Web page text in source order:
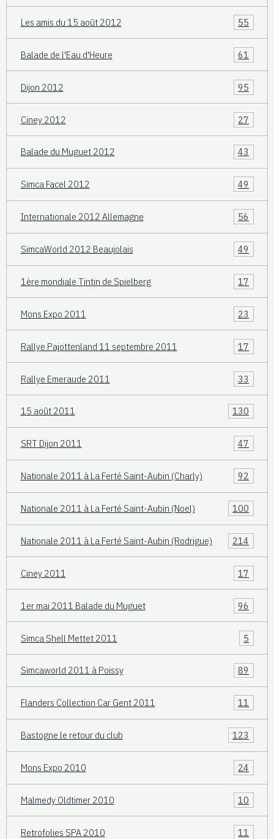
Les amis du 15 août 2012 55
Balade de l'Eau d'Heure 61
Dijon 2012 95
Ciney 2012 27
Balade du Muguet 2012 43
Simca Facel 2012 49
Internationale 2012 Allemagne 56
SimcaWorld 2012 Beaujolais 49
1ère mondiale Tintin de Spielberg 17
Mons Expo 2011 23
Rallye Pajottenland 11 septembre 2011 17
Rallye Emeraude 2011 33
15 août 2011 130
SRT Dijon 2011 47
Nationale 2011 à La Ferté Saint-Aubin (Charly) 92
Nationale 2011 à La Ferté Saint-Aubin (Noel) 100
Nationale 2011 à La Ferté Saint-Aubin (Rodrigue) 214
Ciney 2011 17
1er mai 2011 Balade du Muguet 96
Simca Shell Mettet 2011 5
Simcaworld 2011 à Poissy 89
Flanders Collection Car Gent 2011 11
Bastogne le retour du club 123
Mons Expo 2010 24
Malmedy Oldtimer 2010 10
Retrofolies SPA 2010 11